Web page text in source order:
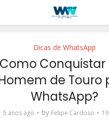
Dicas de WhatsApp
Como
de Touro
WhatsApp?
5 anos ago by Felipe Cardoso